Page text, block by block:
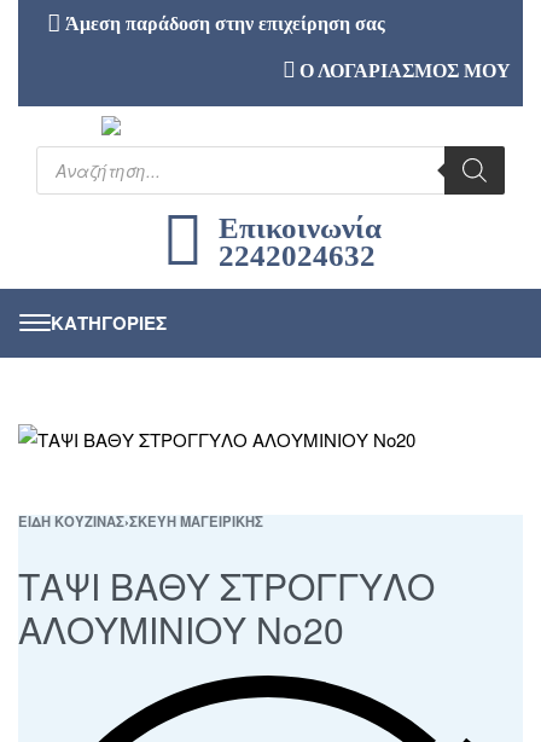
Άμεση παράδοση στην επιχείρηση σας
Ο ΛΟΓΑΡΙΑΣΜΟΣ ΜΟΥ
Επικοινωνία
2242024632
ΕΙΔΗ ΚΟΥΖΙΝΑΣ›ΣΚΕΥΗ ΜΑΓΕΙΡΙΚΗΣ
ΤΑΨΙ ΒΑΘΥ ΣΤΡΟΓΓΥΛΟ
ΑΛΟΥΜΙΝΙΟΥ Νο20